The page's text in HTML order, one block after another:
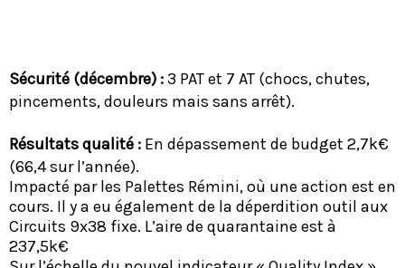
Sécurité (décembre) :3 PAT et 7 AT (chocs, chutes,
pincements, douleurs mais sans arrêt).
Résultats qualité : En dépassement de budget 2,7k€
(66,4 sur l’année).
Impacté par les Palettes Rémini, où une action est en
cours. Il y a eu également de la déperdition outil aux
Circuits 9x38 fixe. L’aire de quarantaine est à
237,5k€